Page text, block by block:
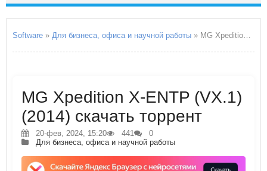
Software » Для бизнеса, офиса и научной работы » MG Xpedition X-ENTP
MG Xpedition X-ENTP (VX.1)
(2014) скачать торрент
20-фев, 2024, 15:20 441
0
Для бизнеса, офиса и научной работы